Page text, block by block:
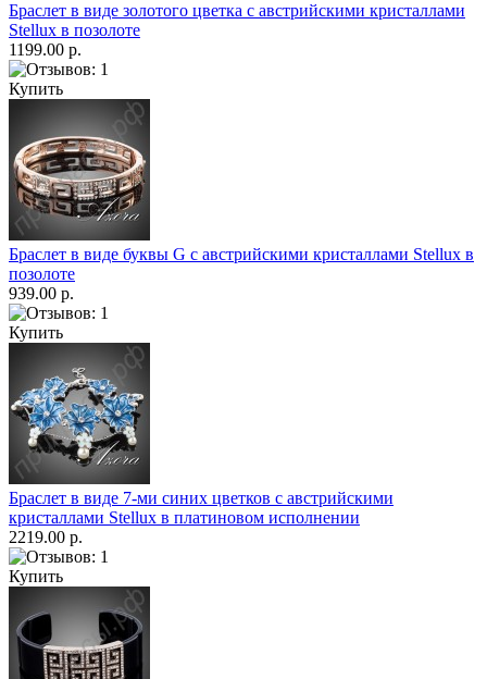
Браслет в виде золотого цветка с австрийскими кристаллами
Stellux в позолоте
1199.00 р.
Купить
Браслет в виде буквы G c австрийскими кристаллами Stellux в
позолоте
939.00 р.
Купить
Браслет в виде 7-ми синих цветков с австрийскими
кристаллами Stellux в платиновом исполнении
2219.00 р.
Купить